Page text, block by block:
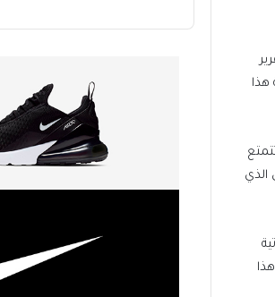
هذا
الذي